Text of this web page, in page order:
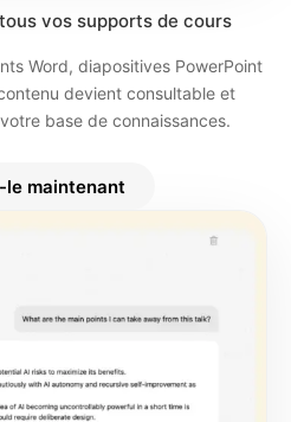
vos supports de cours
Word, diapositives PowerPoint
devient consultable et
base de connaissances.
le maintenant